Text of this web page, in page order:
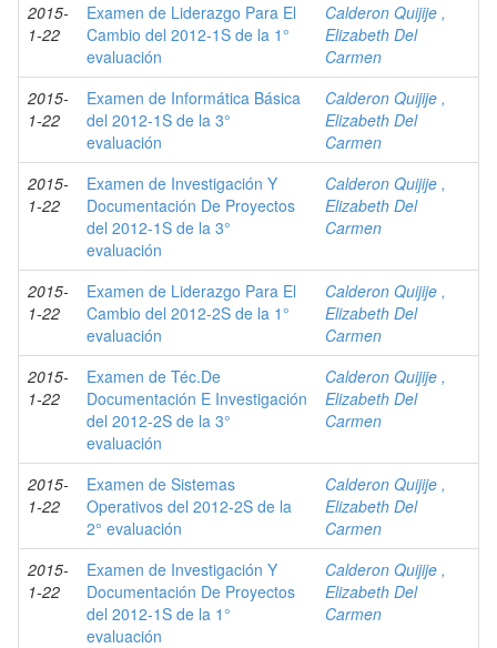
2015-
1-22
Examen de Liderazgo Para El
Cambio del 2012-1S de la 1°
evaluación
Calderon Quijije ,
Elizabeth Del
Carmen
2015-
1-22
Examen de Informática Básica
del 2012-1S de la 3°
evaluación
Calderon Quijije ,
Elizabeth Del
Carmen
2015-
1-22
Examen de Investigación Y
Documentación De Proyectos
del 2012-1S de la 3°
evaluación
Calderon Quijije ,
Elizabeth Del
Carmen
2015-
1-22
Examen de Liderazgo Para El
Cambio del 2012-2S de la 1°
evaluación
Calderon Quijije ,
Elizabeth Del
Carmen
2015-
1-22
Examen de Téc.De
Documentación E Investigación
del 2012-2S de la 3°
evaluación
Calderon Quijije ,
Elizabeth Del
Carmen
2015-
1-22
Examen de Sistemas
Operativos del 2012-2S de la
2° evaluación
Calderon Quijije ,
Elizabeth Del
Carmen
2015-
1-22
Examen de Investigación Y
Documentación De Proyectos
del 2012-1S de la 1°
evaluación
Calderon Quijije ,
Elizabeth Del
Carmen